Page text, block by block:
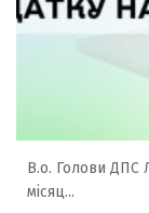
В.о. Голови ДПС
місяц...